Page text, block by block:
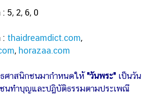
2, 6, 0
: thaidreamdict.com,
, horazaa.com
ศาสนิกชนมากำหนดให้"วันพระ" เป็นวัน
ชนทำบุญและปฏิบัติธรรมตามประเพณี